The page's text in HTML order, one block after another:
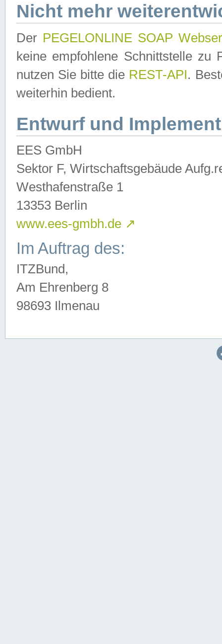
Nicht mehr
Der PEGELONLINE SOAP
keine empfohlene Schnittstelle zu
nutzen Sie bitte die REST-API.
weiterhin bedient.
Entwurf und
EES GmbH
Sektor F, Wirtschaftsgebäude
Westhafenstraße 1
13353 Berlin
www.ees-gmbh.de ↗
Im Auftrag des:
ITZBund,
Am Ehrenberg 8
98693 Ilmenau